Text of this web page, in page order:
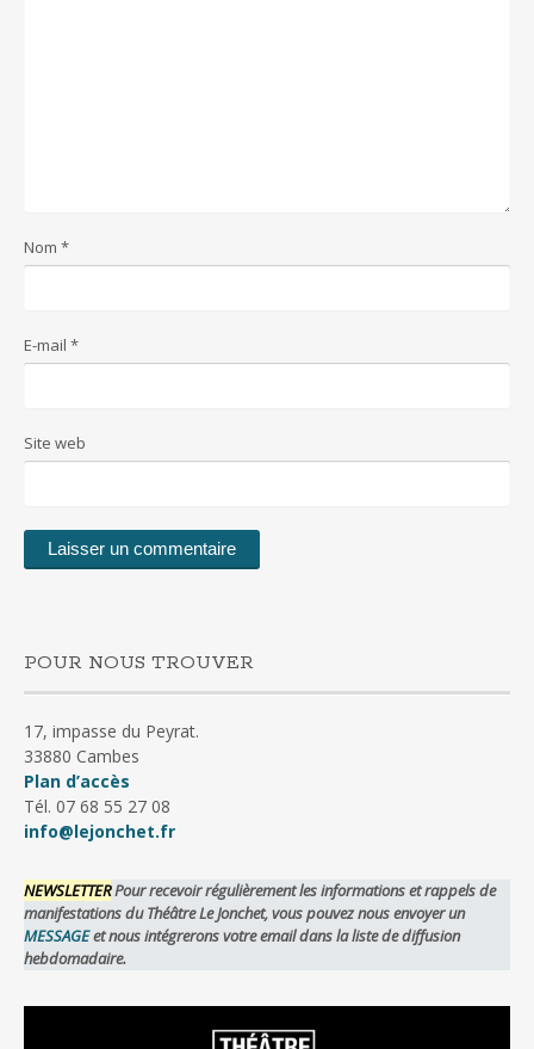
Nom *
E-mail *
Site web
POUR NOUS TROUVER
17, impasse du Peyrat.
33880 Cambes
Plan d’accès
Tél. 07 68 55 27 08
info@lejonchet.fr
NEWSLETTERPour recevoir régulièrement les informations et rappels de
manifestations du Théâtre Le Jonchet, vous pouvez nous envoyer un
MESSAGEet nous intégrerons votre email dans la liste de diffusion
hebdomadaire.